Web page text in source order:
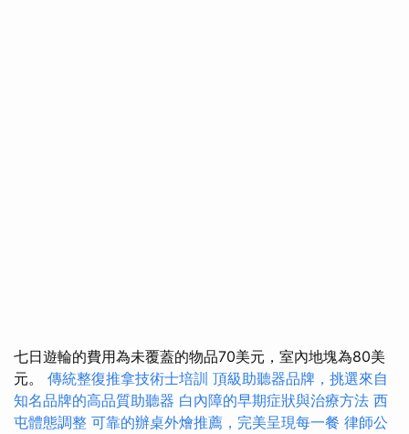
七日遊輪的費用為未覆蓋的物品70美元，室內地塊為80美
元。 傳統整復推拿技術士培訓 頂級助聽器品牌，挑選來自
知名品牌的高品質助聽器 白內障的早期症狀與治療方法 西
屯體態調整 可靠的辦桌外燴推薦，完美呈現每一餐 律師公